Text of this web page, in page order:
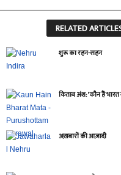
RELATED
शुरू का रहन-सहन
किताब अंश: ‘कौन हैं भारत
अख़बारों की आज़ादी